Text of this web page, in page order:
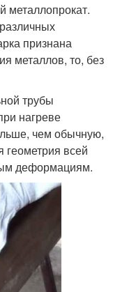
металлопрокат.
признана
металлов, то, без
трубы
нагреве
чем обычную,
геометрия всей
деформациям.